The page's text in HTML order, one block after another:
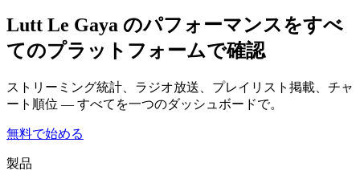
Lutt Le Gaya のパフォーマンスをすべ
てのプラットフォームで確認
ストリーミング統計、ラジオ放送、プレイリスト掲載、チャ
ート順位 — すべてを一つのダッシュボードで。
無料で始める
製品